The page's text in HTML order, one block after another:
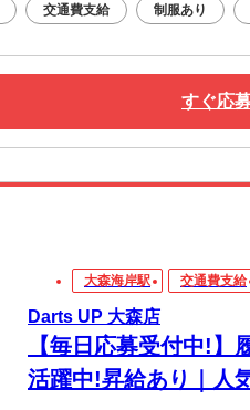
交通費支給 制服あり
すぐ応
大森海岸駅 交通費支給
Darts UP 大森店
【毎日応募受付中!
活躍中!昇給あり｜人